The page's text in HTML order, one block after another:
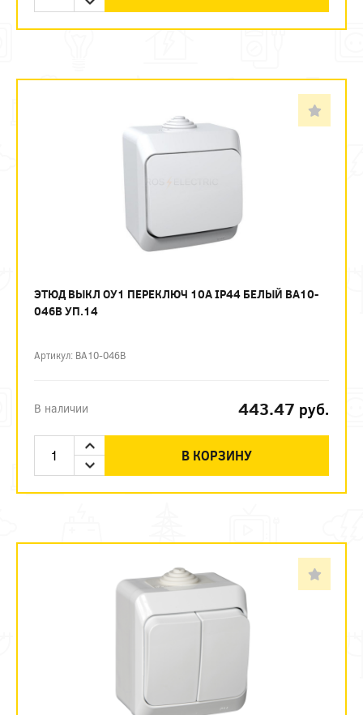
ЭТЮД ВЫКЛ ОУ1 ПЕРЕКЛЮЧ 10А IP44 БЕЛЫЙ BA10-
046B УП.14
Артикул: BA10-046B
В наличии 443.47 руб.
В КОРЗИНУ